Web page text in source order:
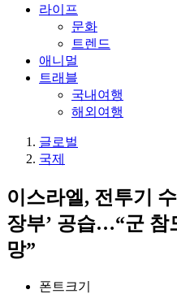
라이프
문화
트렌드
애니멀
트래블
국내여행
해외여행
글로벌
국제
이스라엘, 전투기
장부’ 공습…“군 참
망”
폰트크기